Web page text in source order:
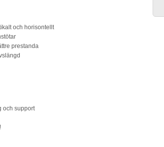
och horisontellt
prestanda
och support